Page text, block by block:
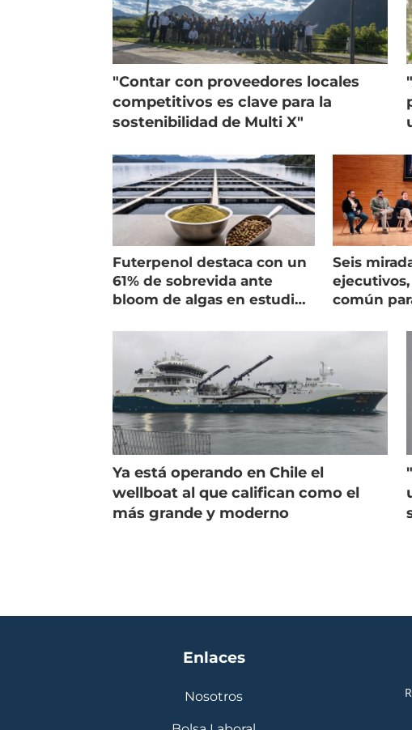
"Contar con proveedores locales
competitivos es clave para la
sostenibilidad de Multi X"
Futerpenol destaca con un
61% de sobrevida ante
bloom de algas en estudio
Seis
común
Ya está operando en Chile el
wellboat al que califican como el
más grande y moderno
Enlaces
Nosotros